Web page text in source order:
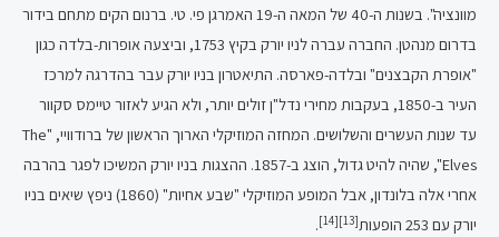
מוונציה". בשנות ה-40 של המאה ה-19 האמרגן פי. טי. ברנום הקים מתחם בידור
בדרום מנהטן. החברה עברה לניו יורק בקיץ 1753, וביצעה אופרות-בלדה כגון
"אופרת הקבצנים" ובלדה-פארסה. התיאטרון בניו יורק עבר בהדרגה למרכז
העיר ב-1850, בעקבות מחירי נדל"ן זולים יותר, ולא הגיע לאזור טיימס סקוור
עד שנות העשרים והשלושים. המחזה המוזיקלי הארוך הראשון של ברודוויי, "The
Elves", שהיה להיט גדול, הוצג ב-1857. ההצגות בניו יורק המשיכו לפגר בהרבה
אחרי אלה בלונדון, אבל המופע המוזיקלי "שבע אחיות" (1860) ניפץ שיאים בניו
יורק עם 253 הופעות
[13]
[14]
.